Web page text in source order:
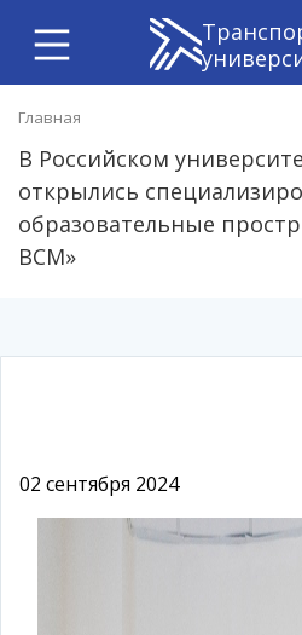
Главная
В Российском
открылись
образовательные
ВСМ»
02 сентября 2024